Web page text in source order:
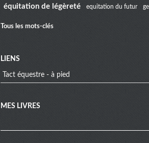
extra
équitation de légèreté equitation du futur
Tous les mots-clés
LIENS
Tact équestre - à pied
MES LIVRES